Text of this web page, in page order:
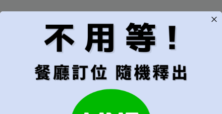
預收餐費，如臨時取消 / NO SHOW將沒收餐費。
取消退款政策如同餐廳所規定！
首選用餐日期 第一優先的訂位日期（訂位日期必須大於30天以上，30天內請